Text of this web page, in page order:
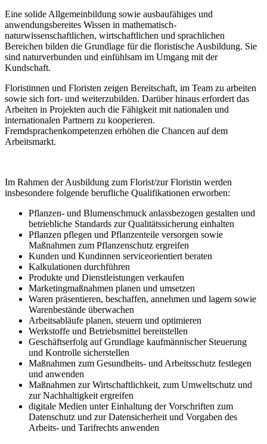
Eine solide Allgemeinbildung sowie ausbaufähiges und
anwendungsbereites Wissen in mathematisch-
naturwissenschaftlichen, wirtschaftlichen und sprachlichen
Bereichen bilden die Grundlage für die floristische Ausbildung. Sie
sind naturverbunden und einfühlsam im Umgang mit der
Kundschaft.
Floristinnen und Floristen zeigen Bereitschaft, im Team zu arbeiten
sowie sich fort- und weiterzubilden. Darüber hinaus erfordert das
Arbeiten in Projekten auch die Fähigkeit mit nationalen und
internationalen Partnern zu kooperieren.
Fremdsprachenkompetenzen erhöhen die Chancen auf dem
Arbeitsmarkt.
Im Rahmen der Ausbildung zum Florist/zur Floristin werden
insbesondere folgende berufliche Qualifikationen erworben:
Pflanzen- und Blumenschmuck anlassbezogen gestalten und
betriebliche Standards zur Qualitätssicherung einhalten
Pflanzen pflegen und Pflanzenteile versorgen sowie
Maßnahmen zum Pflanzenschutz ergreifen
Kunden und Kundinnen serviceorientiert beraten
Kalkulationen durchführen
Produkte und Dienstleistungen verkaufen
Marketingmaßnahmen planen und umsetzen
Waren präsentieren, beschaffen, annehmen und lagern sowie
Warenbestände überwachen
Arbeitsabläufe planen, steuern und optimieren
Werkstoffe und Betriebsmittel bereitstellen
Geschäftserfolg auf Grundlage kaufmännischer Steuerung
und Kontrolle sicherstellen
Maßnahmen zum Gesundheits- und Arbeitsschutz festlegen
und anwenden
Maßnahmen zur Wirtschaftlichkeit, zum Umweltschutz und
zur Nachhaltigkeit ergreifen
digitale Medien unter Einhaltung der Vorschriften zum
Datenschutz und zur Datensicherheit und Vorgaben des
Arbeits- und Tarifrechts anwenden